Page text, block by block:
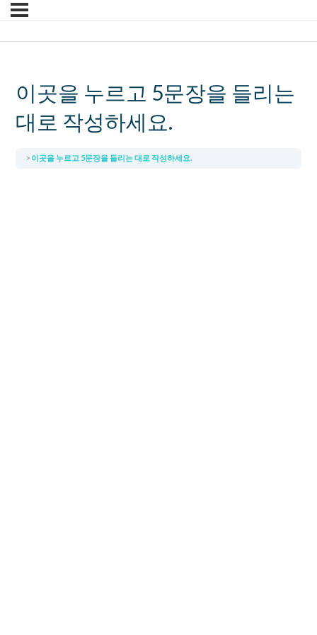
이곳을 누르고 5문장을 들리는
대로 작성하세요.
이곳을 누르고 5문장을 들리는 대로 작성하세요.